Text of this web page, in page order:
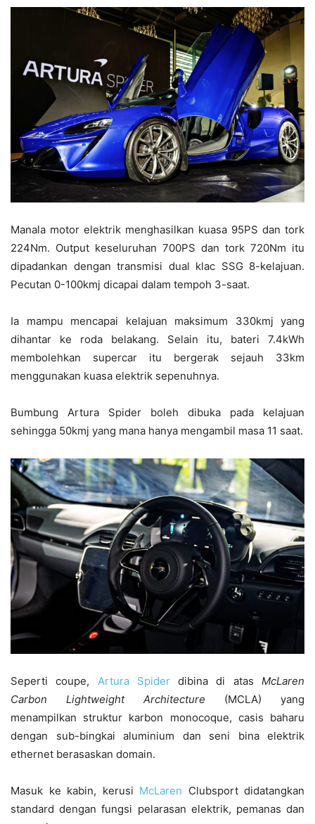
Manala motor elektrik menghasilkan kuasa 95PS dan tork
224Nm. Output keseluruhan 700PS dan tork 720Nm itu
dipadankan dengan transmisi dual klac SSG 8-kelajuan.
Pecutan 0-100kmj dicapai dalam tempoh 3-saat.
Ia mampu mencapai kelajuan maksimum 330kmj yang
dihantar ke roda belakang. Selain itu, bateri 7.4kWh
membolehkan supercar itu bergerak sejauh 33km
menggunakan kuasa elektrik sepenuhnya.
Bumbung Artura Spider boleh dibuka pada kelajuan
sehingga 50kmj yang mana hanya mengambil masa 11 saat.
Seperti coupe, Artura Spiderdibina di atasMcLaren
Carbon Lightweight Architecture (MCLA) yang
menampilkan struktur karbon monocoque, casis baharu
dengan sub-bingkai aluminium dan seni bina elektrik
ethernet berasaskan domain.
Masuk ke kabin, kerusi McLaren Clubsport didatangkan
standard dengan fungsi pelarasan elektrik, pemanas dan